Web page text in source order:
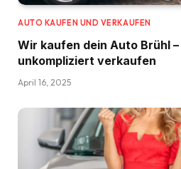
AUTO KAUFEN UND VERKAUFEN
Wir kaufen dein Auto Brühl
unkompliziert verkaufen
April 16, 2025